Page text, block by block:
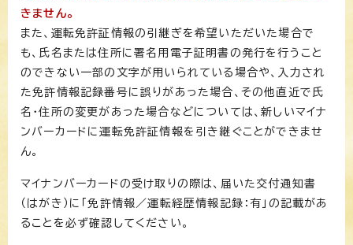
きません。
また、運転免許証情報の引継ぎを希望いただいた場合で
も、氏名または住所に署名用電子証明書の発行を行うこと
のできない一部の文字が用いられている場合や、入力され
た免許情報記録番号に誤りがあった場合、その他直近で氏
名・住所の変更があった場合などについては、新しいマイナ
ンバーカードに運転免許証情報を引き継ぐことができませ
ん。
マイナンバーカードの受け取りの際は、届いた交付通知書
（はがき）に「免許情報／運転経歴情報記録：有」の記載があ
ることを必ず確認してください。